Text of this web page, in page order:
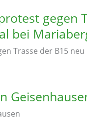
gegen
bei
Trasse der B15